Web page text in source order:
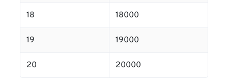
18 18000
19 19000
20 20000